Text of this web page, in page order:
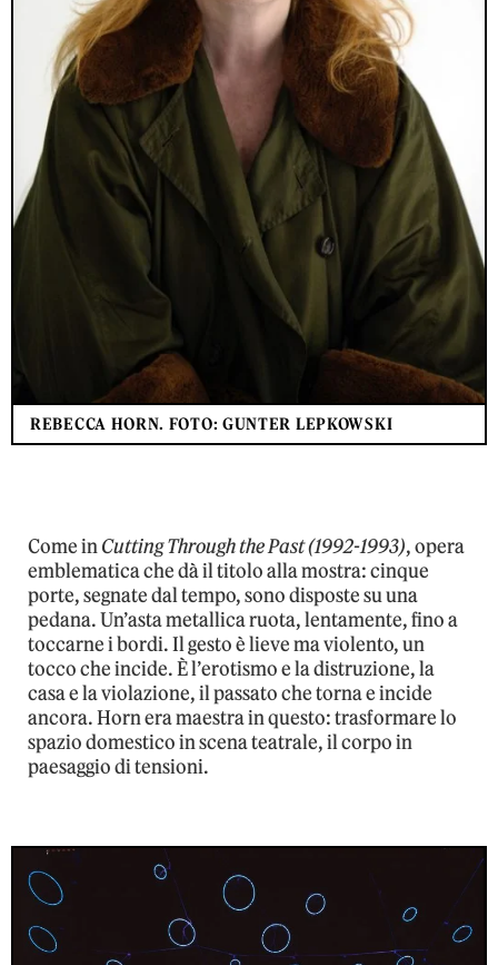
REBECCA HORN. FOTO: GUNTER LEPKOWSKI
Come inCutting Through the Past (1992-1993), opera
emblematica che dà il titolo alla mostra: cinque
porte, segnate dal tempo, sono disposte su una
pedana. Un’asta metallica ruota, lentamente, fino a
toccarne i bordi. Il gesto è lieve ma violento, un
tocco che incide. È l’erotismo e la distruzione, la
casa e la violazione, il passato che torna e incide
ancora. Horn era maestra in questo: trasformare lo
spazio domestico in scena teatrale, il corpo in
paesaggio di tensioni.